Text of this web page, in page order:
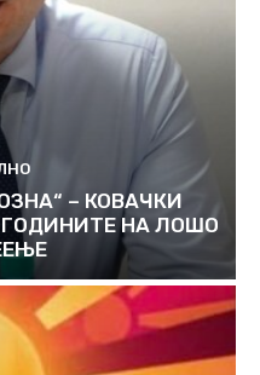
– КОВАЧКИ
НА ЛОШО